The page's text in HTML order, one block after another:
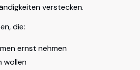
verstecken.
die:
ernst nehmen
wollen